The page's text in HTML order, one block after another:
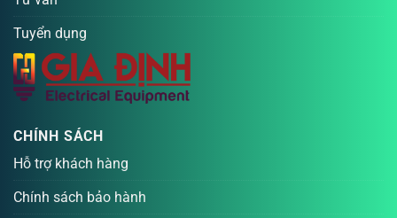
Tuyển dụng
CHÍNH SÁCH
Hỗ trợ khách hàng
Chính sách bảo hành